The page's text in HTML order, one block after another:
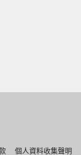
個人資料收集聲明